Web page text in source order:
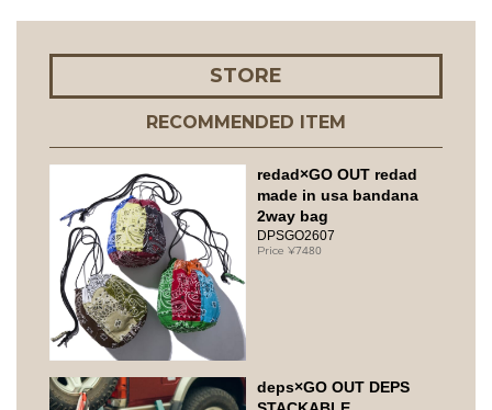
STORE
RECOMMENDED ITEM
redad×GO OUT redad
made in usa bandana
2way bag
DPSGO2607
7480
deps×GO OUT DEPS